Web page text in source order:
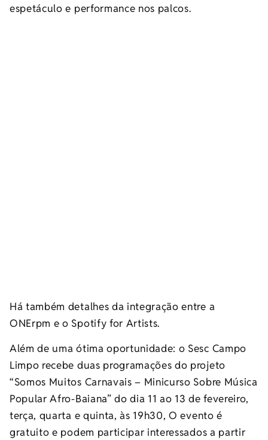
espetáculo e performance nos palcos.
Há também detalhes da integração entre a
ONErpm e o Spotify for Artists.
Além de uma ótima oportunidade: o Sesc Campo
Limpo recebe duas programações do projeto
“Somos Muitos Carnavais – Minicurso Sobre Música
Popular Afro-Baiana” do dia 11 ao 13 de fevereiro,
terça, quarta e quinta, às 19h30, O evento é
gratuito e podem participar interessados a partir